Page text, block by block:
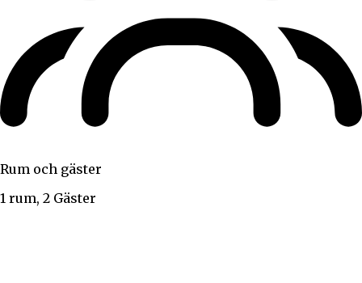
Rum och gäster
1 rum, 2 Gäster